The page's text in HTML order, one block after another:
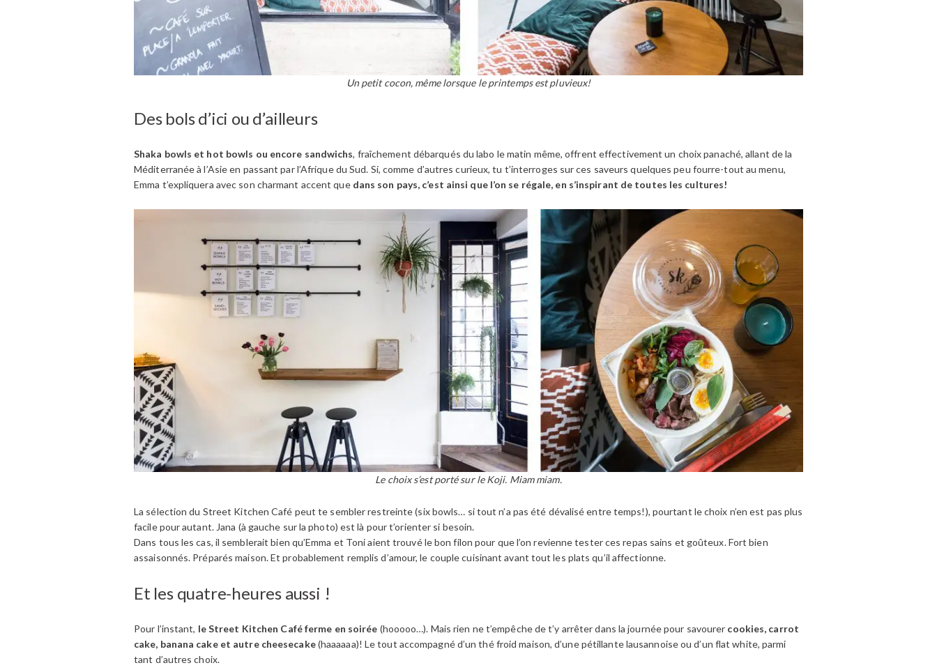
Un petit cocon, même lorsque le printemps est pluvieux!
Des bols d’ici ou d’ailleurs
Shaka bowls et hot bowls ou encore sandwichs, fraîchement débarqués du labo le matin même, offrent effectivement un choix panaché, allant de la
Méditerranée à l’Asie en passant par l’Afrique du Sud. Si, comme d’autres curieux, tu t’interroges sur ces saveurs quelques peu fourre-tout au menu,
Emma t’expliquera avec son charmant accent que dans son pays, c’est ainsi que l’on se régale, en s’inspirant de toutes les cultures!
Le choix s’est porté sur le Koji. Miam miam.
La sélection du Street Kitchen Café peut te sembler restreinte (six bowls… si tout n’a pas été dévalisé entre temps!), pourtant le choix n’en est pas plus
facile pour autant. Jana (à gauche sur la photo) est là pour t’orienter si besoin.
Dans tous les cas, il semblerait bien qu’Emma et Toni aient trouvé le bon filon pour que l’on revienne tester ces repas sains et goûteux. Fort bien
assaisonnés. Préparés maison. Et probablement remplis d’amour, le couple cuisinant avant tout les plats qu’il affectionne.
Et les quatre-heures aussi !
Pour l’instant, le Street Kitchen Café ferme en soirée (hooooo…). Mais rien ne t’empêche de t’y arrêter dans la journée pour savourer cookies, carrot
cake, banana cake et autre cheesecake(haaaaaa)! Le tout accompagné d’un thé froid maison, d’une pétillante lausannoise ou d’un flat white, parmi
tant d’autres choix.